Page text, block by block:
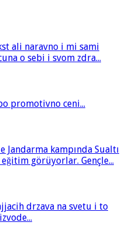
ali naravno i mi sami
o sebi i svom zdra...
promotivno ceni...
Jandarma kampında Sualtı
görüyorlar. Gençle...
drzava na svetu i to